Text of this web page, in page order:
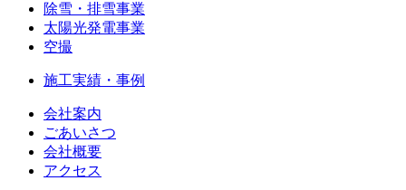
除雪・排雪事業
太陽光発電事業
空撮
施工実績・事例
会社案内
ごあいさつ
会社概要
アクセス